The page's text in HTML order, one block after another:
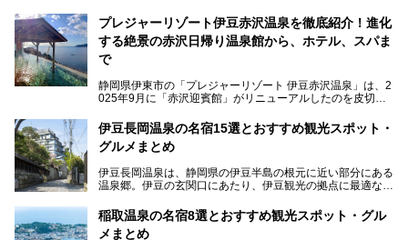
極上温泉です。お湯はもちろん、実はグルメも揃っているん
です。多くのファンを持つ、その圧倒的なこだわりと魅力を
解説します。
プレジャーリゾート伊豆赤沢温泉を徹底紹介！進化
する絶景の赤沢日帰り温泉館から、ホテル、スパま
で
静岡県伊東市の「プレジャーリゾート 伊豆赤沢温泉」は、2
025年9月に「赤沢迎賓館」がリニューアルしたのを皮切り
館」、「RED 28 HOTEL」がリニューアル。さらにこのあ
とグランピング施設のGRAX EARTH FIELD（グラックスア
ースフィールド）、大型屋内アミューズメント施設のPLEA
予定。
ャー施設など、現在リニューアルオープンしている施設を中
心に、家族連れでも大人だけでも、おひとりさまでも多彩な
伊豆長岡温泉の名宿15選とおすすめ観光スポット・
グルメまとめ
伊豆長岡温泉は、静岡県の伊豆半島の根元に近い部分にある
温泉郷。伊豆の玄関口にあたり、伊豆観光の拠点に最適な立
ちろん日帰りでも楽しめるのが魅力です。
この記事では、伊豆長岡温泉の歴史や魅力、おすすめの宿を
稲取温泉の名宿8選とおすすめ観光スポット・グル
メまとめ